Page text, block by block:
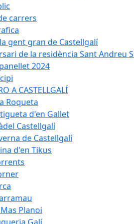
carrers
gent gran de Castellgalí
de la residència Sant Andreu
2024
A CASTELLGALÍ
Roqueta
d'en Gallet
Castellgalí
de Castellgalí
d'en Tikus
Planoi